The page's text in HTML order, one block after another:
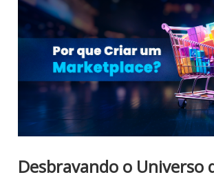
Desbravando o Universo